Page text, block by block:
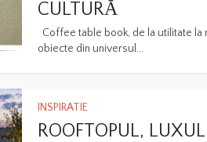
CULTURĂ
Coffee table book, de la utilitate la
obiecte din universul...
INSPIRATIE
ROOFTOPUL, LUXUL